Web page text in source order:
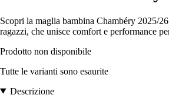
Scopri la maglia bambina Chambéry 2025/
ragazzi, che unisce comfort e performance
Prodotto non disponibile
Tutte le varianti sono esaurite
Descrizione